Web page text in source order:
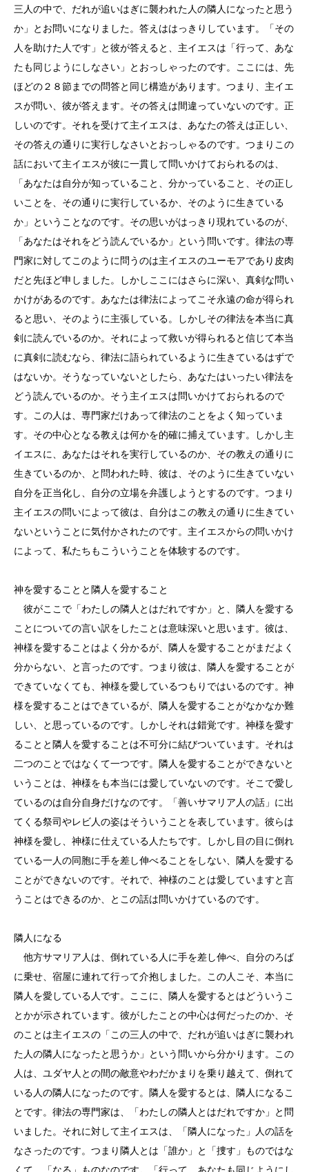
三人の中で、だれが追いはぎに襲われた人の隣人になったと思う
か」とお問いになりました。答えははっきりしています。「その
人を助けた人です」と彼が答えると、主イエスは「行って、あな
たも同じようにしなさい」とおっしゃったのです。ここには、先
ほどの２８節までの問答と同じ構造があります。つまり、主イエ
スが問い、彼が答えます。その答えは間違っていないのです。正
しいのです。それを受けて主イエスは、あなたの答えは正しい、
その答えの通りに実行しなさいとおっしゃるのです。つまりこの
話において主イエスが彼に一貫して問いかけておられるのは、
「あなたは自分が知っていること、分かっていること、その正し
いことを、その通りに実行しているか、そのように生きている
か」ということなのです。その思いがはっきり現れているのが、
「あなたはそれをどう読んでいるか」という問いです。律法の専
門家に対してこのように問うのは主イエスのユーモアであり皮肉
だと先ほど申しました。しかしここにはさらに深い、真剣な問い
かけがあるのです。あなたは律法によってこそ永遠の命が得られ
ると思い、そのように主張している。しかしその律法を本当に真
剣に読んでいるのか。それによって救いが得られると信じて本当
に真剣に読むなら、律法に語られているように生きているはずで
はないか。そうなっていないとしたら、あなたはいったい律法を
どう読んでいるのか。そう主イエスは問いかけておられるので
す。この人は、専門家だけあって律法のことをよく知っていま
す。その中心となる教えは何かを的確に捕えています。しかし主
イエスに、あなたはそれを実行しているのか、その教えの通りに
生きているのか、と問われた時、彼は、そのように生きていない
自分を正当化し、自分の立場を弁護しようとするのです。つまり
主イエスの問いによって彼は、自分はこの教えの通りに生きてい
ないということに気付かされたのです。主イエスからの問いかけ
によって、私たちもこういうことを体験するのです。
神を愛することと隣人を愛すること
彼がここで「わたしの隣人とはだれですか」と、隣人を愛する
ことについての言い訳をしたことは意味深いと思います。彼は、
神様を愛することはよく分かるが、隣人を愛することがまだよく
分からない、と言ったのです。つまり彼は、隣人を愛することが
できていなくても、神様を愛しているつもりではいるのです。神
様を愛することはできているが、隣人を愛することがなかなか難
しい、と思っているのです。しかしそれは錯覚です。神様を愛す
ることと隣人を愛することは不可分に結びついています。それは
二つのことではなくて一つです。隣人を愛することができないと
いうことは、神様をも本当には愛していないのです。そこで愛し
ているのは自分自身だけなのです。「善いサマリア人の話」に出
てくる祭司やレビ人の姿はそういうことを表しています。彼らは
神様を愛し、神様に仕えている人たちです。しかし目の目に倒れ
ている一人の同胞に手を差し伸べることをしない、隣人を愛する
ことができないのです。それで、神様のことは愛していますと言
うことはできるのか、とこの話は問いかけているのです。
隣人になる
他方サマリア人は、倒れている人に手を差し伸べ、自分のろば
に乗せ、宿屋に連れて行って介抱しました。この人こそ、本当に
隣人を愛している人です。ここに、隣人を愛するとはどういうこ
とかが示されています。彼がしたことの中心は何だったのか、そ
のことは主イエスの「この三人の中で、だれが追いはぎに襲われ
た人の隣人になったと思うか」という問いから分かります。この
人は、ユダヤ人との間の敵意やわだかまりを乗り越えて、倒れて
いる人の隣人になったのです。隣人を愛するとは、隣人になるこ
とです。律法の専門家は、「わたしの隣人とはだれですか」と問
いました。それに対して主イエスは、「隣人になった」人の話を
なさったのです。つまり隣人とは「誰か」と「捜す」ものではな